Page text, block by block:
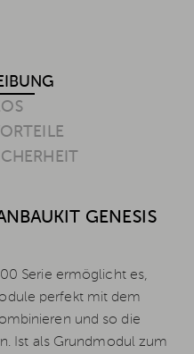
GENESIS
Serie ermöglicht es,
perfekt mit dem
und so die
Ist als Grundmodul zum